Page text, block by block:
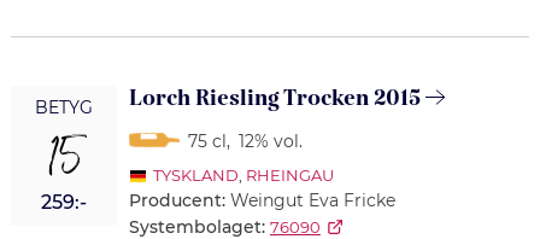
BETYG
15
259:-
Lorch Riesling Trocken 2015
75 cl, 12% vol.
TYSKLAND RHEINGAU
Producent: Weingut Eva Fricke
Systembolaget: 76090